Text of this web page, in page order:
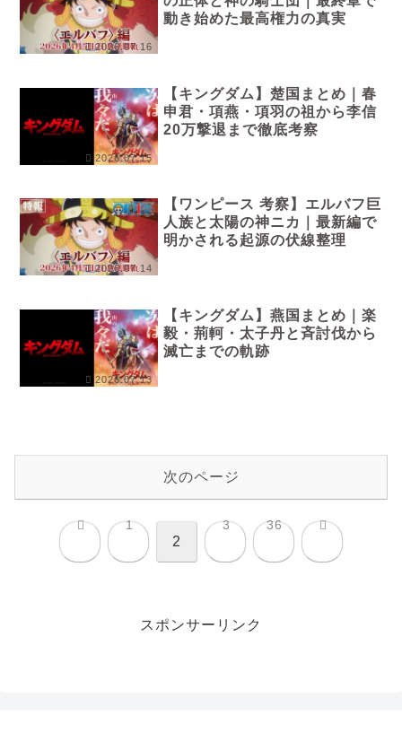
2026.07.16
動き始めた最高権力の真実
2026.07.15
【キングダム】楚国まとめ｜春
申君・項燕・項羽の祖から李信
20万撃退まで徹底考察
2026.07.14
【ワンピース 考察】エルバフ巨
人族と太陽の神ニカ｜最新編で
明かされる起源の伏線整理
2026.07.13
【キングダム】燕国まとめ｜楽
毅・荊軻・太子丹と斉討伐から
滅亡までの軌跡
次のページ
前へ 1
2
3 36 次へ
スポンサーリンク